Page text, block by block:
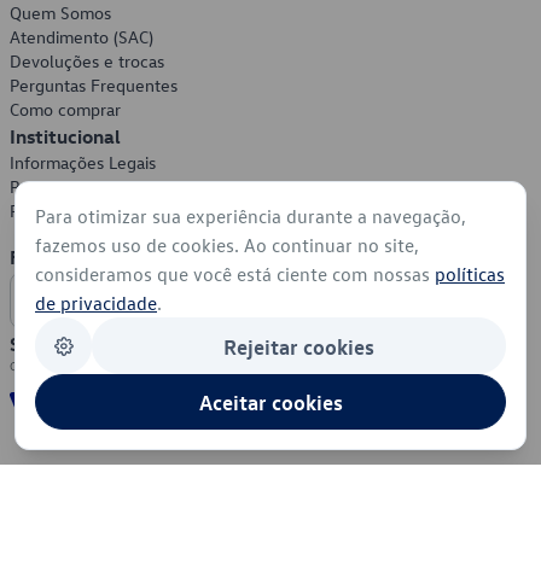
Quem Somos
Atendimento (SAC)
Devoluções e trocas
Perguntas Frequentes
Como comprar
Institucional
Informações Legais
Política de Privacidade
Política de Cookies
Formas de Pagamento
Segurança
Para otimizar sua experiência durante a navegação,
fazemos uso de cookies. Ao continuar no site,
consideramos que você está ciente com nossas políticas
de privacidade.
Rejeitar cookies
Aceitar cookies